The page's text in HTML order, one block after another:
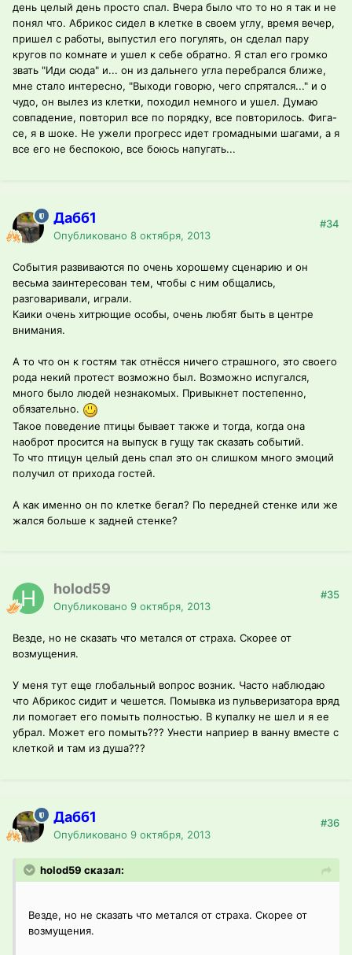
день целый день просто спал. Вчера было что то но я так и не
понял что. Абрикос сидел в клетке в своем углу, время вечер,
пришел с работы, выпустил его погулять, он сделал пару
кругов по комнате и ушел к себе обратно. Я стал его громко
звать "Иди сюда" и... он из дальнего угла перебрался ближе,
мне стало интересно, "Выходи говорю, чего спрятался..." и о
чудо, он вылез из клетки, походил немного и ушел. Думаю
совпадение, повторил все по порядку, все повторилось. Фига-
се, я в шоке. Не ужели прогресс идет громадными шагами, а я
все его не беспокою, все боюсь напугать...
Дабб1
Опубликовано 8 октября, 2013
#34
События развиваются по очень хорошему сценарию и он
весьма заинтересован тем, чтобы с ним общались,
разговаривали, играли.
Каики очень хитрющие особы, очень любят быть в центре
внимания.
А то что он к гостям так отнёсся ничего страшного, это своего
рода некий протест возможно был. Возможно испугался,
много было людей незнакомых. Привыкнет постепенно,
обязательно.
Такое поведение птицы бывает также и тогда, когда она
наоброт просится на выпуск в гущу так сказать событий.
То что птицун целый день спал это он слишком много эмоций
получил от прихода гостей.
А как именно он по клетке бегал? По передней стенке или же
жался больше к задней стенке?
holod59
Опубликовано 9 октября, 2013
#35
Везде, но не сказать что метался от страха. Скорее от
возмущения.
У меня тут еще глобальный вопрос возник. Часто наблюдаю
что Абрикос сидит и чешется. Помывка из пульверизатора вряд
ли помогает его помыть полностью. В купалку не шел и я ее
убрал. Может его помыть??? Унести наприер в ванну вместе с
клеткой и там из душа???
Дабб1
Опубликовано 9 октября, 2013
#36
holod59 сказал:
Везде, но не сказать что метался от страха. Скорее от
возмущения.